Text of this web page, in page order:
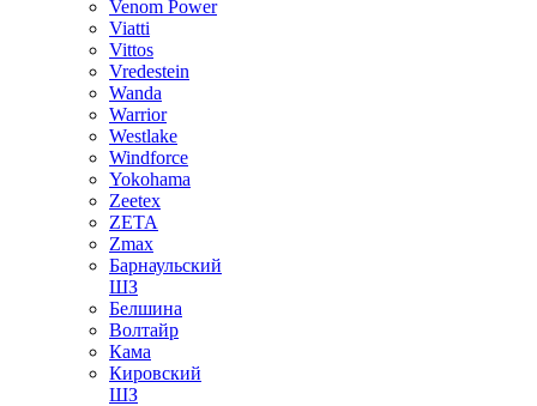
Venom Power
Viatti
Vittos
Vredestein
Wanda
Warrior
Westlake
Windforce
Yokohama
Zeetex
ZETA
Zmax
Барнаульский
ШЗ
Белшина
Волтайр
Кама
Кировский
ШЗ